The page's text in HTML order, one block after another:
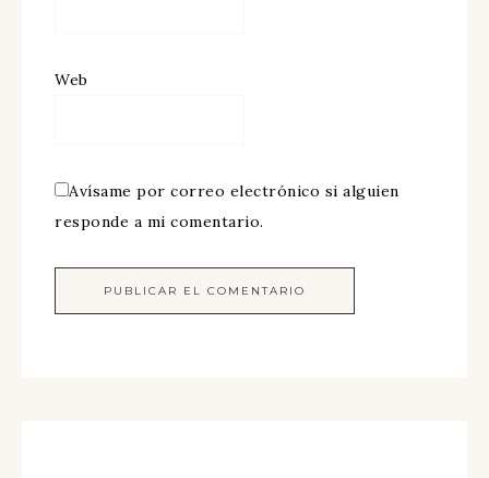
Web
Avísame por correo electrónico si alguien
responde a mi comentario.